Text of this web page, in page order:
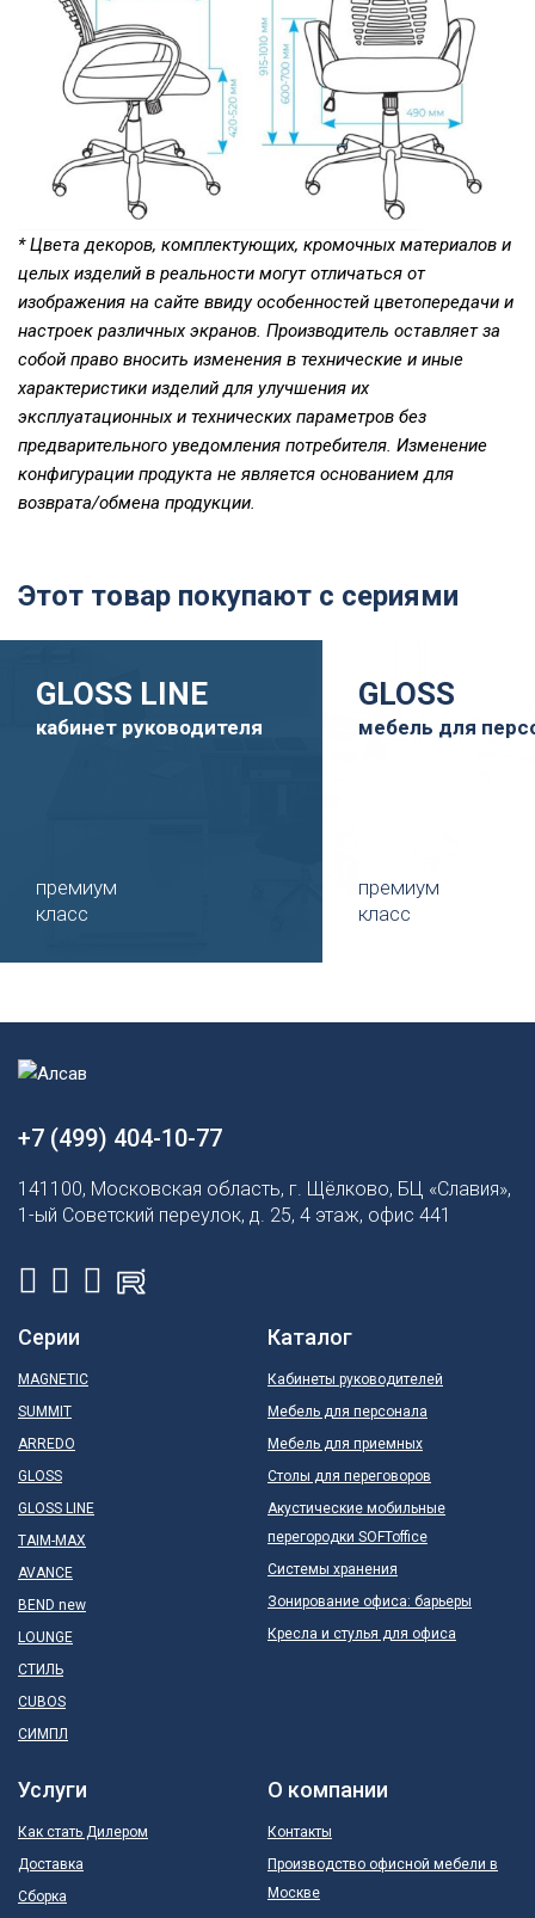
* Цвета декоров, комплектующих, кромочных материалов и
целых изделий в реальности могут отличаться от
изображения на сайте ввиду особенностей цветопередачи и
настроек различных экранов. Производитель оставляет за
собой право вносить изменения в технические и иные
характеристики изделий для улучшения их
эксплуатационных и технических параметров без
предварительного уведомления потребителя. Изменение
конфигурации продукта не является основанием для
возврата/обмена продукции.
Этот товар покупают с сериями
GLOSS LINE
кабинет руководителя
премиум
класс
GLOSS
мебель для
премиум
класс
+7 (499) 404-10-77
141100, Московская область, г. Щёлково, БЦ «Славия»,
1-ый Советский переулок, д. 25, 4 этаж, офис 441
Серии
MAGNETIC
SUMMIT
ARREDO
GLOSS
GLOSS LINE
TAIM-MAX
AVANCE
BEND new
LOUNGE
СТИЛЬ
CUBOS
СИМПЛ
Каталог
Кабинеты руководителей
Мебель для персонала
Мебель для приемных
Столы для переговоров
Акустические мобильные
перегородки SOFToffice
Системы хранения
Зонирование офиса: барьеры
Кресла и стулья для офиса
Услуги
Как стать Дилером
Доставка
Сборка
О компании
Контакты
Производство офисной мебели в
Москве